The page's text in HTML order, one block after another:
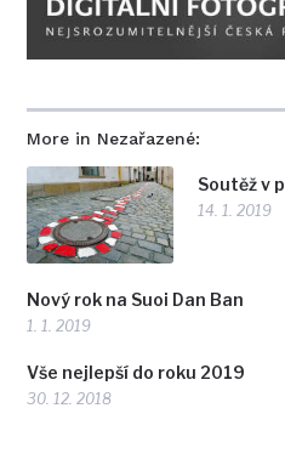
More in Nezařazené:
Soutěž v
14. 1. 2019
Nový rok na Suoi Dan Ban
1. 1. 2019
Vše nejlepší do roku 2019
30. 12. 2018